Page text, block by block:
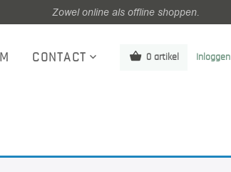
Zowel online als offline shoppen.
CONTACT 0 artikel Inloggen